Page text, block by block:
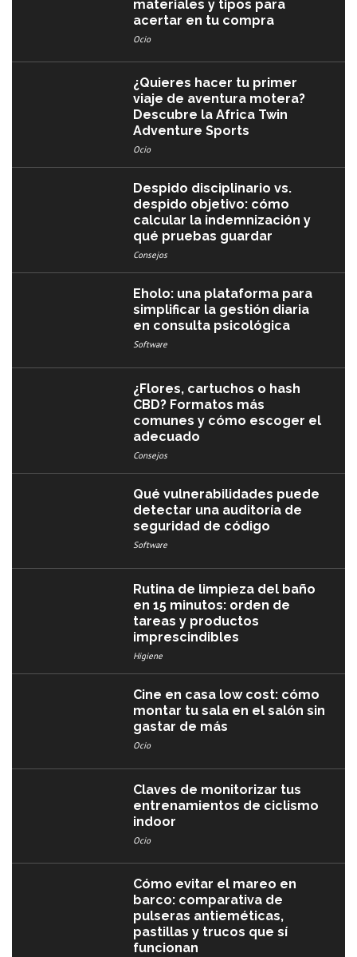
materiales y tipos para
acertar en tu compra
Ocio
¿Quieres hacer tu primer
viaje de aventura motera?
Descubre la Africa Twin
Adventure Sports
Ocio
Despido disciplinario vs.
despido objetivo: cómo
calcular la indemnización y
qué pruebas guardar
Consejos
Eholo: una plataforma para
simplificar la gestión diaria
en consulta psicológica
Software
¿Flores, cartuchos o hash
CBD? Formatos más
comunes y cómo escoger el
adecuado
Consejos
Qué vulnerabilidades puede
detectar una auditoría de
seguridad de código
Software
Rutina de limpieza del baño
en 15 minutos: orden de
tareas y productos
imprescindibles
Higiene
Cine en casa low cost: cómo
montar tu sala en el salón sin
gastar de más
Ocio
Claves de monitorizar tus
entrenamientos de ciclismo
indoor
Ocio
Cómo evitar el mareo en
barco: comparativa de
pulseras antieméticas,
pastillas y trucos que sí
funcionan